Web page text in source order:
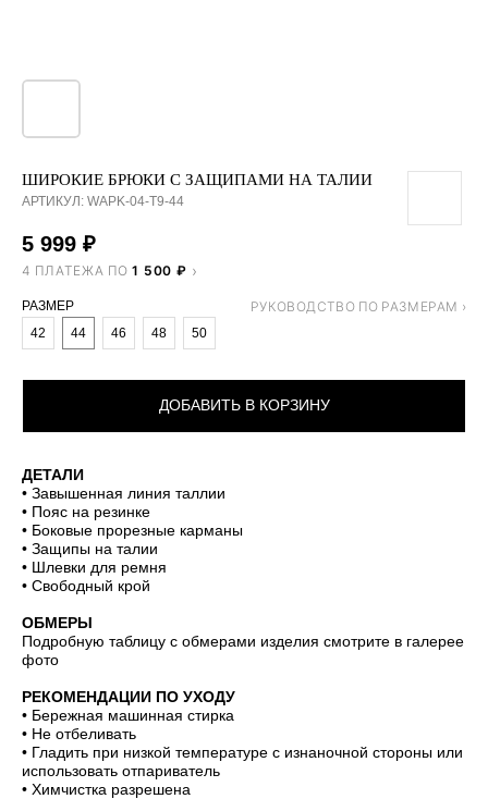
ШИРОКИЕ БРЮКИ С ЗАЩИПАМИ НА ТАЛИИ
АРТИКУЛ: WAPK-04-T9-44
5 999 ₽
4 ПЛАТЕЖА ПО1 500 ₽
РАЗМЕР
42
44 46 48 50
ДОБАВИТЬ В КОРЗИНУ
ДЕТАЛИ
• Завышенная линия таллии
• Пояс на резинке
• Боковые прорезные карманы
• Защипы на талии
• Шлевки для ремня
• Свободный крой
ОБМЕРЫ
Подробную таблицу с обмерами изделия смотрите в галерее
фото
РЕКОМЕНДАЦИИ ПО УХОДУ
• Бережная машинная стирка
• Не отбеливать
• Гладить при низкой температуре с изнаночной стороны или
использовать отпариватель
• Химчистка разрешена